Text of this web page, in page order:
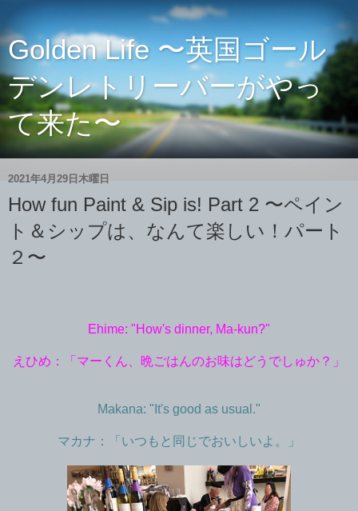
Golden Life 〜英国ゴール
デンレトリーバーがやっ
て来た〜
2021年4月29日木曜日
How fun Paint & Sip is! Part 2 〜ペイン
ト＆シップは、なんて楽しい！パート
２〜
Ehime: "How's dinner, Ma-kun?"
えひめ：「マーくん、晩ごはんのお味はどうでしゅか？」
Makana: "It's good as usual."
マカナ：「いつもと同じでおいしいよ。」